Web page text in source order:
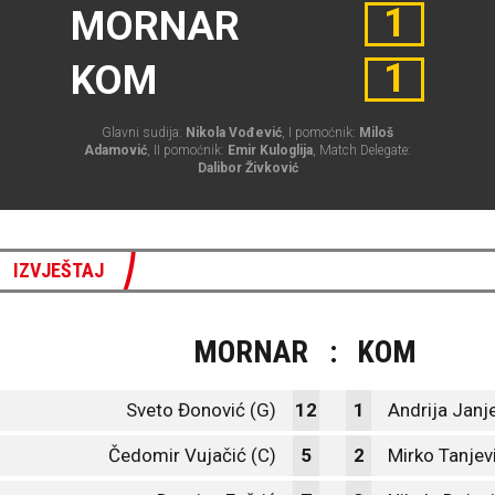
MORNAR
KOM
1
1
Glavni sudija: Nikola Vođević, I pomoćnik: Miloš
Adamović, II pomoćnik: Emir Kuloglija, Match Delegate:
Dalibor Živković
IZVJEŠTAJ
MORNAR : KOM
Sveto Đonović (G) 12 1 Andrija
Čedomir Vujačić (C) 5 2 Mirko